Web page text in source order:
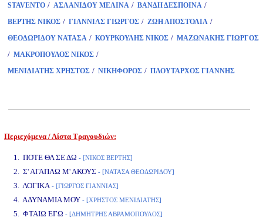
STAVENTO / ΑΣΛΑΝΙΔΟΥ ΜΕΛΙΝΑ / ΒΑΝΔΗ ΔΕΣΠΟΙΝΑ /
ΒΕΡΤΗΣ ΝΙΚΟΣ / ΓΙΑΝΝΙΑΣ ΓΙΩΡΓΟΣ / ΖΩΗ ΑΠΟΣΤΟΛΙΑ /
ΘΕΟΔΩΡΙΔΟΥ ΝΑΤΑΣΑ / ΚΟΥΡΚΟΥΛΗΣ ΝΙΚΟΣ / ΜΑΖΩΝΑΚΗΣ ΓΙΩΡΓΟΣ
/ ΜΑΚΡΟΠΟΥΛΟΣ ΝΙΚΟΣ /
ΜΕΝΙΔΙΑΤΗΣ ΧΡΗΣΤΟΣ / ΝΙΚΗΦΟΡΟΣ / ΠΛΟΥΤΑΡΧΟΣ ΓΙΑΝΝΗΣ
Περιεχόμενα / Λίστα Τραγουδιών:
1. ΠΟΤΕ ΘΑ ΣΕ ΔΩ - [ΝΙΚΟΣ ΒΕΡΤΗΣ]
2. Σ' ΑΓΑΠΑΩ Μ' ΑΚΟΥΣ - [ΝΑΤΑΣΑ ΘΕΟΔΩΡΙΔΟΥ]
3. ΛΟΓΙΚΑ - [ΓΙΩΡΓΟΣ ΓΙΑΝΝΙΑΣ]
4. ΑΔΥΝΑΜΙΑ ΜΟΥ - [ΧΡΗΣΤΟΣ ΜΕΝΙΔΙΑΤΗΣ]
5. ΦΤΑΙΩ ΕΓΩ - [ΔΗΜΗΤΡΗΣ ΑΒΡΑΜΟΠΟΥΛΟΣ]